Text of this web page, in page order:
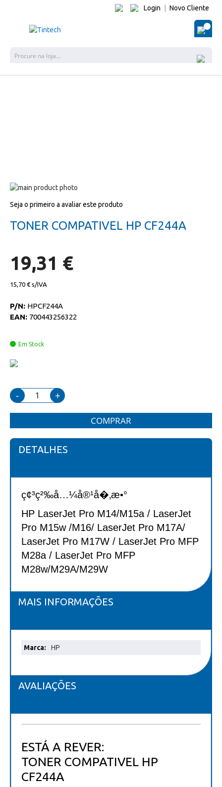
Login Novo Cliente
O
Salte
o
imagens
para
início
de
imagens
Seja o primeiro a avaliar este produto
TONER COMPATIVEL HP CF244A
19,31 €
15,70 €
P/N: HPCF244A
EAN: 700443256322
Em Stock
- +
COMPRAR
DETALHES
ç¢³ç²‰å…¼å®¹å�‚æ•°
HP LaserJet Pro M14/M15a / LaserJet
Pro M15w/M16/ LaserJet Pro M17A/
LaserJet Pro M17W / LaserJet Pro MFP
M28a / LaserJet Pro MFP
M28w/M29A/M29W
MAIS INFORMAÇÕES
Mais
HP
AVALIAÇÕES
ESTÁ A REVER:
TONER COMPATIVEL HP
CF244A